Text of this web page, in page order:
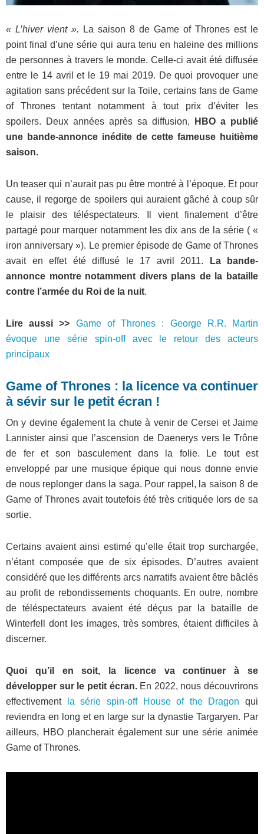
« L’hiver vient ».
La saison 8 de Game of Thrones est le
point final d’une série qui aura tenu en haleine des millions
de personnes à travers le monde. Celle-ci avait été diffusée
entre le 14 avril et le 19 mai 2019. De quoi provoquer une
agitation sans précédent sur la Toile, certains fans de Game
of Thrones tentant notamment à tout prix d’éviter les
spoilers. Deux années après sa diffusion,
HBO a publié
une bande-annonce inédite de cette fameuse huitième
saison.
Un teaser qui n’aurait pas pu être montré à l’époque. Et pour
cause, il regorge de spoilers qui auraient gâché à coup sûr
le plaisir des téléspectateurs. Il vient finalement d’être
partagé pour marquer notamment les dix ans de la série ( «
iron anniversary »). Le premier épisode de Game of Thrones
avait en effet été diffusé le 17 avril 2011.
La bande-
annonce montre notamment divers plans de la bataille
contre l’armée du Roi de la nuit.
Lire aussi >>
Game of Thrones : George R.R. Martin
évoque une série spin-off avec le retour des acteurs
principaux
Game of Thrones : la licence va continuer
à sévir sur le petit écran !
On y devine également la chute à venir de Cersei et Jaime
Lannister ainsi que l’ascension de Daenerys vers le Trône
de fer et son basculement dans la folie. Le tout est
enveloppé par une musique épique qui nous donne envie
de nous replonger dans la saga. Pour rappel, la saison 8 de
Game of Thrones avait toutefois été très critiquée lors de sa
sortie.
Certains avaient ainsi estimé qu’elle était trop surchargée,
n’étant composée que de six épisodes. D’autres avaient
considéré que les différents arcs narratifs avaient être bâclés
au profit de rebondissements choquants. En outre, nombre
de téléspectateurs avaient été déçus par la bataille de
Winterfell dont les images, très sombres, étaient difficiles à
discerner.
Quoi qu’il en soit, la licence va continuer à se
développer sur le petit écran.En 2022, nous découvrirons
effectivement
la série spin-off House of the Dragon qui
reviendra en long et en large sur la dynastie Targaryen. Par
ailleurs, HBO plancherait également sur une série animée
Game of Thrones.